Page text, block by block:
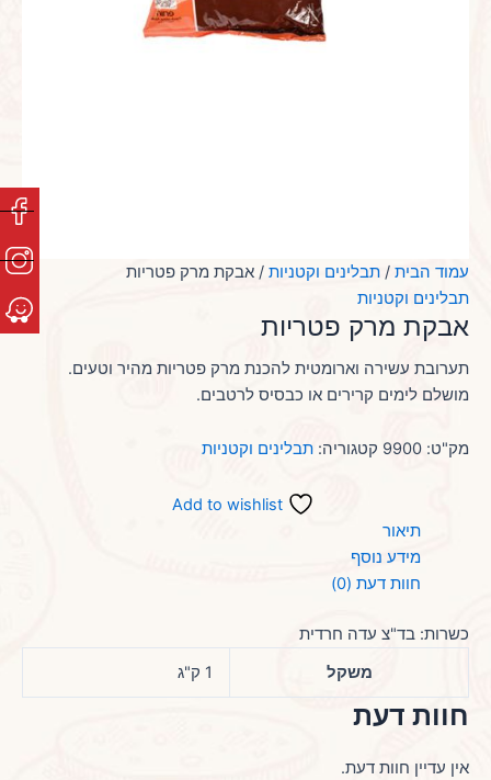
עמוד הבית / תבלינים וקטניות / אבקת מרק פטריות
תבלינים וקטניות
אבקת מרק פטריות
תערובת עשירה וארומטית להכנת מרק פטריות מהיר וטעים.
מושלם לימים קרירים או כבסיס לרטבים.
מק"ט: 9900 קטגוריה: תבלינים וקטניות
Add to wishlist
תיאור
מידע נוסף
חוות דעת (0)
כשרות: בד"צ עדה חרדית
משקל
1 ק"ג
חוות דעת
אין עדיין חוות דעת.